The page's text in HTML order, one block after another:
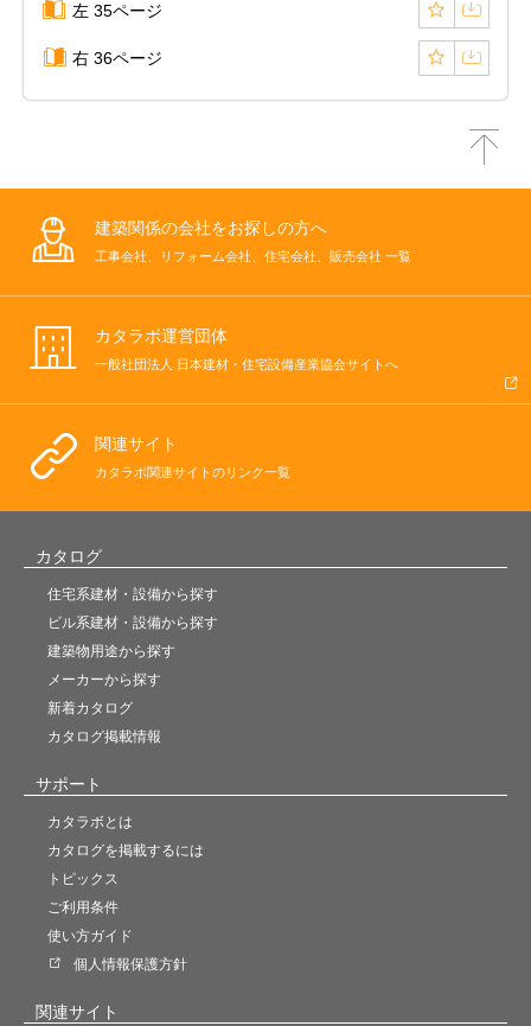
左 35ページ
右 36ページ
建築関係の会社をお探しの方へ
工事会社、リフォーム会社、住宅会社、販売会社 一覧
カタラボ運営団体
一般社団法人 日本建材・住宅設備産業協会サイトへ
関連サイト
カタラボ関連サイトのリンク一覧
カタログ
住宅系建材・設備から探す
ビル系建材・設備から探す
建築物用途から探す
メーカーから探す
新着カタログ
カタログ掲載情報
サポート
カタラボとは
カタログを掲載するには
トピックス
ご利用条件
使い方ガイド
個人情報保護方針
関連サイト